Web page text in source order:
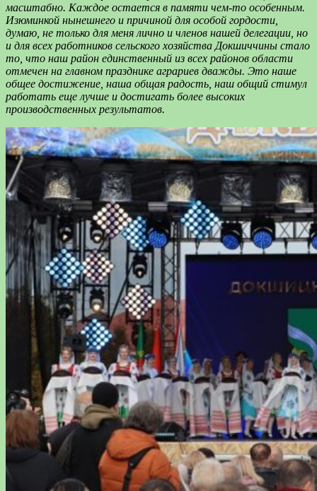
масштабно. Каждое остается в памяти чем-то особенным.
Изюминкой нынешнего и причиной для особой гордости
думаю, не только для меня лично и членов нашей делегации , но
и для всех работников сельского хозяйства Докшиччины стало
то, что наш район единственный из всех районов области
отмечен на главном празднике аграриев дважды. Это наше
общее достижение наша общая радость наш общий стимул
работать еще лучше и достигать более высоких
производственных результатов.